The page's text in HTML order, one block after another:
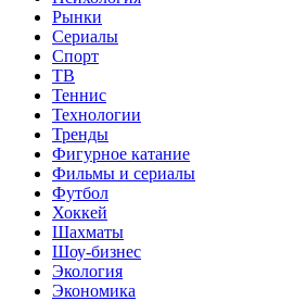
Рынки
Сериалы
Спорт
ТВ
Теннис
Технологии
Тренды
Фигурное катание
Фильмы и сериалы
Футбол
Хоккей
Шахматы
Шоу-бизнес
Экология
Экономика